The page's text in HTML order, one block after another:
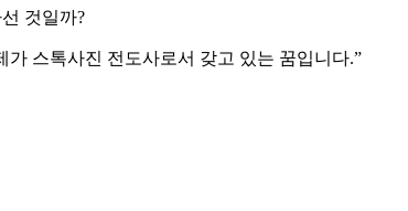
것일까?
스톡사진 전도사로서 갖고 있는 꿈입니다.”